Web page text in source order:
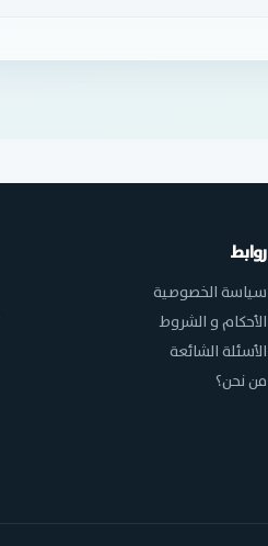
روابط
سياسة الخصوصية
الأحكام و الشروط
الأسئلة الشائعة
من نحن؟